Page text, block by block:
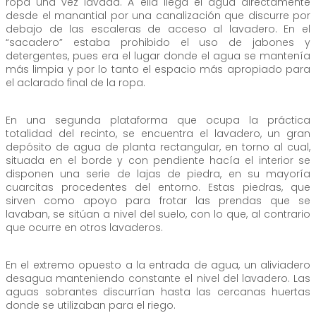
desde el manantial por una canalización que discurre por
debajo de las escaleras de acceso al lavadero. En el
“sacadero” estaba prohibido el uso de jabones y
detergentes, pues era el lugar donde el agua se mantenía
más limpia y por lo tanto el espacio más apropiado para
el aclarado final de la ropa.
En una segunda plataforma que ocupa la práctica
totalidad del recinto, se encuentra el lavadero, un gran
depósito de agua de planta rectangular, en torno al cual,
situada en el borde y con pendiente hacía el interior se
disponen una serie de lajas de piedra, en su mayoría
cuarcitas procedentes del entorno. Estas piedras, que
sirven como apoyo para frotar las prendas que se
lavaban, se sitúan a nivel del suelo, con lo que, al contrario
que ocurre en otros lavaderos.
En el extremo opuesto a la entrada de agua, un aliviadero
desagua manteniendo constante el nivel del lavadero. Las
aguas sobrantes discurrían hasta las cercanas huertas
donde se utilizaban para el riego.